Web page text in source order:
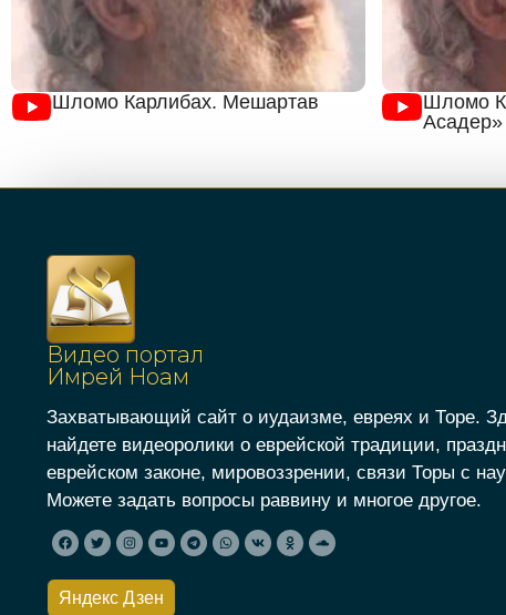
Шломо Карлибах. Мешартав
Шломо
Асадер»
Видео портал
Имрей Ноам
Захватывающий сайт о иудаизме, евреях и Торе.
найдете видеоролики о еврейской традиции,
еврейском законе, мировоззрении, связи Торы с
Можете задать вопросы раввину и многое другое.
Яндекс Дзен